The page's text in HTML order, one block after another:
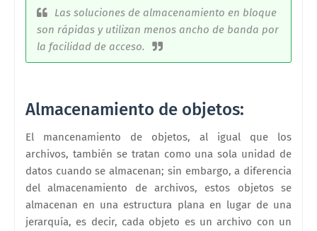
Las soluciones de almacenamiento en bloque
son rápidas y utilizan menos ancho de banda por
la facilidad de acceso.
Almacenamiento de objetos:
El mancenamiento de objetos, al igual que los
archivos, también se tratan como una sola unidad de
datos cuando se almacenan; sin embargo, a diferencia
del almacenamiento de archivos, estos objetos se
almacenan en una estructura plana en lugar de una
jerarquía, es decir, cada objeto es un archivo con un